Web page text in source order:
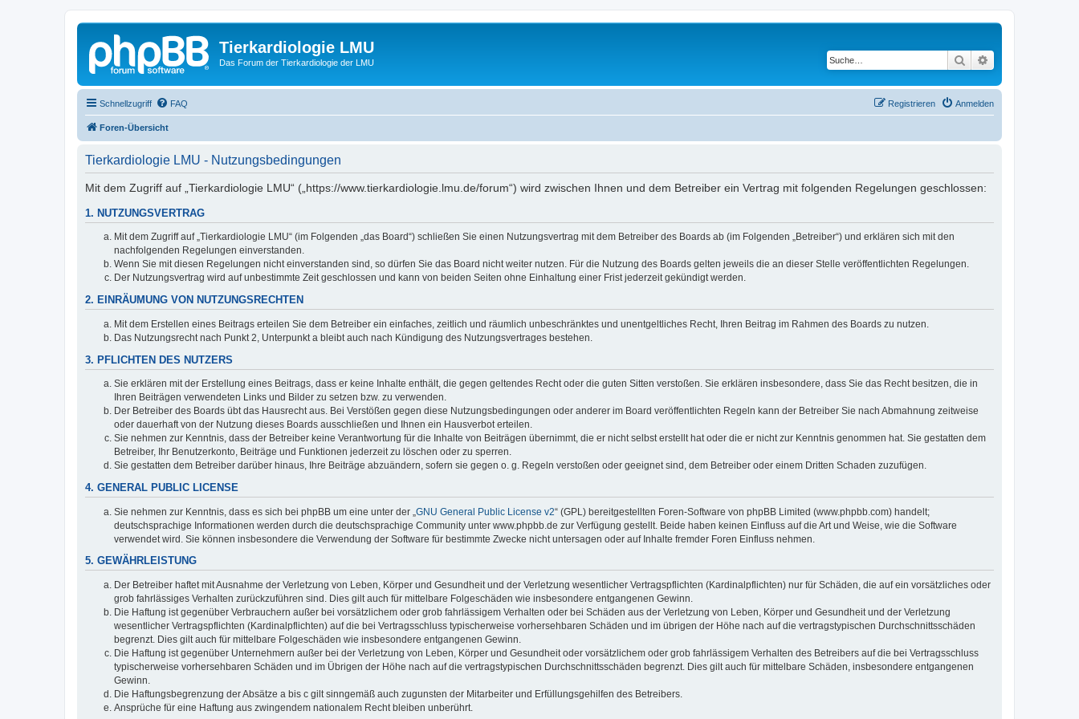
Tierkardiologie LMU
Das Forum der Tierkardiologie der LMU Suche
Schnellzugriff FAQ Anmelden
Registrieren
Foren-Übersicht
Tierkardiologie LMU - Nutzungsbedingungen
Mit dem Zugriff auf „Tierkardiologie LMU“ („https://www.tierkardiologie.lmu.de/forum“) wird zwischen Ihnen und dem Betreiber ein Vertrag mit folgenden Regelungen geschlossen:
1. NUTZUNGSVERTRAG
Mit dem Zugriff auf „Tierkardiologie LMU“ (im Folgenden „das Board“) schließen Sie einen Nutzungsvertrag mit dem Betreiber des Boards ab (im Folgenden „Betreiber“) und erklären sich mit den
nachfolgenden Regelungen einverstanden.
Wenn Sie mit diesen Regelungen nicht einverstanden sind, so dürfen Sie das Board nicht weiter nutzen. Für die Nutzung des Boards gelten jeweils die an dieser Stelle veröffentlichten Regelungen.
Der Nutzungsvertrag wird auf unbestimmte Zeit geschlossen und kann von beiden Seiten ohne Einhaltung einer Frist jederzeit gekündigt werden.
2. EINRÄUMUNG VON NUTZUNGSRECHTEN
Mit dem Erstellen eines Beitrags erteilen Sie dem Betreiber ein einfaches, zeitlich und räumlich unbeschränktes und unentgeltliches Recht, Ihren Beitrag im Rahmen des Boards zu nutzen.
Das Nutzungsrecht nach Punkt 2, Unterpunkt a bleibt auch nach Kündigung des Nutzungsvertrages bestehen.
3. PFLICHTEN DES NUTZERS
Sie erklären mit der Erstellung eines Beitrags, dass er keine Inhalte enthält, die gegen geltendes Recht oder die guten Sitten verstoßen. Sie erklären insbesondere, dass Sie das Recht besitzen, die in
Ihren Beiträgen verwendeten Links und Bilder zu setzen bzw. zu verwenden.
Der Betreiber des Boards übt das Hausrecht aus. Bei Verstößen gegen diese Nutzungsbedingungen oder anderer im Board veröffentlichten Regeln kann der Betreiber Sie nach Abmahnung zeitweise
oder dauerhaft von der Nutzung dieses Boards ausschließen und Ihnen ein Hausverbot erteilen.
Sie nehmen zur Kenntnis, dass der Betreiber keine Verantwortung für die Inhalte von Beiträgen übernimmt, die er nicht selbst erstellt hat oder die er nicht zur Kenntnis genommen hat. Sie gestatten dem
Betreiber, Ihr Benutzerkonto, Beiträge und Funktionen jederzeit zu löschen oder zu sperren.
Sie gestatten dem Betreiber darüber hinaus, Ihre Beiträge abzuändern, sofern sie gegen o. g. Regeln verstoßen oder geeignet sind, dem Betreiber oder einem Dritten Schaden zuzufügen.
4. GENERAL PUBLIC LICENSE
Sie nehmen zur Kenntnis, dass es sich bei phpBB um eine unter der „ GNU General Public License v2“ (GPL) bereitgestellten Foren-Software von phpBB Limited (www.phpbb.com) handelt;
deutschsprachige Informationen werden durch die deutschsprachige Community unter www.phpbb.de zur Verfügung gestellt. Beide haben keinen Einfluss auf die Art und Weise, wie die Software
verwendet wird. Sie können insbesondere die Verwendung der Software für bestimmte Zwecke nicht untersagen oder auf Inhalte fremder Foren Einfluss nehmen.
5. GEWÄHRLEISTUNG
Der Betreiber haftet mit Ausnahme der Verletzung von Leben, Körper und Gesundheit und der Verletzung wesentlicher Vertragspflichten (Kardinalpflichten) nur für Schäden, die auf ein vorsätzliches oder
grob fahrlässiges Verhalten zurückzuführen sind. Dies gilt auch für mittelbare Folgeschäden wie insbesondere entgangenen Gewinn.
Die Haftung ist gegenüber Verbrauchern außer bei vorsätzlichem oder grob fahrlässigem Verhalten oder bei Schäden aus der Verletzung von Leben, Körper und Gesundheit und der Verletzung
wesentlicher Vertragspflichten (Kardinalpflichten) auf die bei Vertragsschluss typischerweise vorhersehbaren Schäden und im übrigen der Höhe nach auf die vertragstypischen Durchschnittsschäden
begrenzt. Dies gilt auch für mittelbare Folgeschäden wie insbesondere entgangenen Gewinn.
Die Haftung ist gegenüber Unternehmern außer bei der Verletzung von Leben, Körper und Gesundheit oder vorsätzlichem oder grob fahrlässigem Verhalten des Betreibers auf die bei Vertragsschluss
typischerweise vorhersehbaren Schäden und im Übrigen der Höhe nach auf die vertragstypischen Durchschnittsschäden begrenzt. Dies gilt auch für mittelbare Schäden, insbesondere entgangenen
Gewinn.
Die Haftungsbegrenzung der Absätze a bis c gilt sinngemäß auch zugunsten der Mitarbeiter und Erfüllungsgehilfen des Betreibers.
Ansprüche für eine Haftung aus zwingendem nationalem Recht bleiben unberührt.